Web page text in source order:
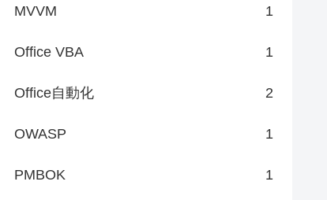
MVVM 1
Office VBA 1
Office自動化 2
OWASP 1
PMBOK 1